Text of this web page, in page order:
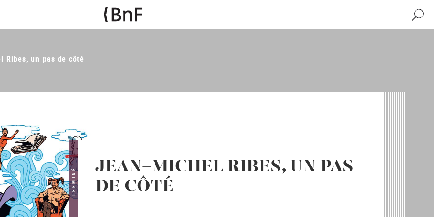
Ribes, un pas de côté
TERMINÉ
JEAN-MICHEL RIBES, UN PAS
DE CÔTÉ